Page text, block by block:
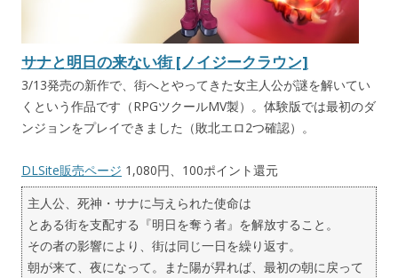
サナと明日の来ない街 [ノイジークラウン]
3/13発売の新作で、街へとやってきた女主人公が謎を解いてい
くという作品です（RPGツクールMV製）。体験版では最初のダ
ンジョンをプレイできました（敗北エロ2つ確認）。
DLSite販売ページ 1,080円、100ポイント還元
主人公、死神・サナに与えられた使命は
とある街を支配する『明日を奪う者』を解放すること。
その者の影響により、街は同じ一日を繰り返す。
朝が来て、夜になって。また陽が昇れば、最初の朝に戻って